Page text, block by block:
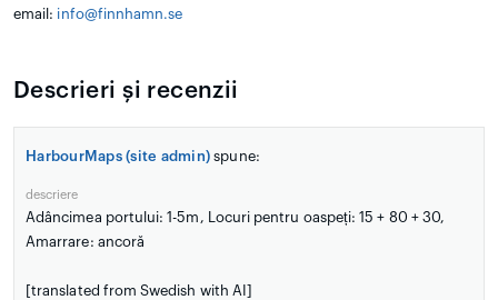
email: info@finnhamn.se
Descrieri și recenzii
HarbourMaps (site admin) spune:
descriere
Adâncimea portului: 1-5m, Locuri pentru oaspeți: 15 + 80 + 30,
Amarrare: ancoră
[translated from Swedish with AI]